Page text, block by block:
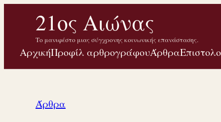
περιεχόμενο
21ος Αιώνας
Το μανιφέστο μιας σύγχρονης κοινωνικής επανάστασης.
ΑρχικήΠροφίλ αρθρογράφουΆρθρα
Άρθρα